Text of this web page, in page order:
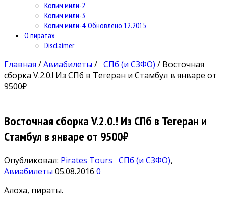
Копим мили-2
Копим мили-3
Копим мили-4. Обновлено 12.2015
О пиратах
Disclaimer
Главная /Авиабилеты / СПб (и СЗФО) / Восточная
сборка V.2.0.! Из СПб в Тегеран и Стамбул в январе от
9500₽
Восточная сборка V.2.0.! Из СПб в Тегеран и
Стамбул в январе от 9500₽
Опубликовал: Pirates Tours СПб (и СЗФО),
Авиабилеты 05.08.2016 0
Алоха, пираты.